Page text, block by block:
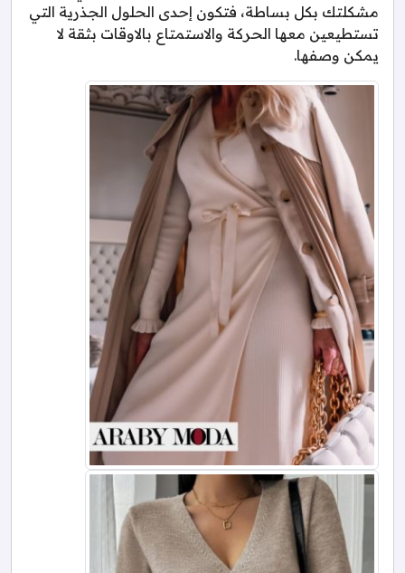
مشكلتك بكل بساطة، فتكون إحدى الحلول الجذرية التي
تستطيعين معها الحركة والاستمتاع بالاوقات بثقة لا
يمكن وصفها.